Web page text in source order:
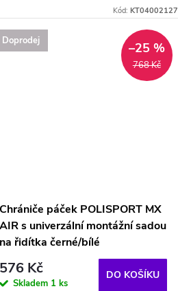
Kód: KT04002127
Doprodej
768 Kč
–25 %
Chrániče páček POLISPORT MX
AIR s univerzální montážní sadou
na řidítka černé/bílé
576 Kč
Skladem 1 ks
DO KOŠÍKU